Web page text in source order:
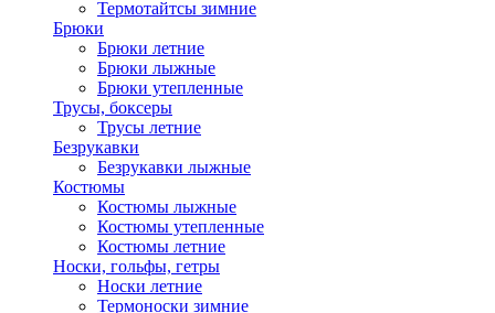
Термотайтсы зимние
Брюки
Брюки летние
Брюки лыжные
Брюки утепленные
Трусы, боксеры
Трусы летние
Безрукавки
Безрукавки лыжные
Костюмы
Костюмы лыжные
Костюмы утепленные
Костюмы летние
Носки, гольфы, гетры
Носки летние
Термоноски зимние